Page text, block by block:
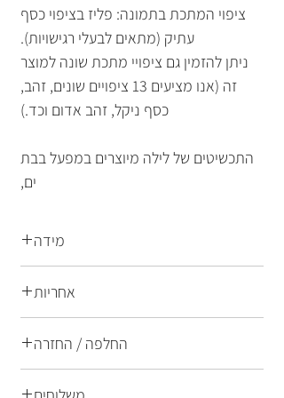
ציפוי המתכת בתמונה: פליז בציפוי כסף
עתיק (מתאים לבעלי רגישויות).
ניתן להזמין גם ציפויי מתכת שונה למוצר
זה (אנו מציעים 13 ציפויים שונים, זהב,
כסף ניקל, זהב אדום וכד.)
התכשיטים של לילה מיוצרים במפעל בבת
ים,
מידה
משקל: 9 גרם
אחריות
ברמת גימור הגבוהה ביותר הן בחומרי
החלפה / החזרה